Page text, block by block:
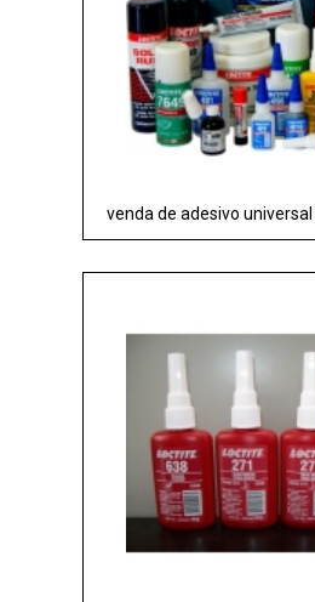
venda de adesivo